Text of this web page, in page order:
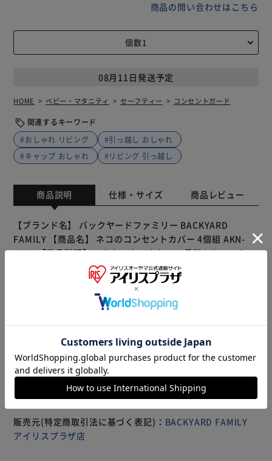
商品の問い合わせはこちら
08月11日発送予定
HOME ベビー・マタニティ セーフティー コンセントガード
関連するキーワード
#おしゃれ リビング
#引っ越し おしゃれ
#キャップ おしゃれ
#リビング 引っ越し
商品説明 仕様・サイズ 商品レビュー
【ブランド名】 バックヤードファミリー BACKYARD
FAMILY 【商品名】 ネコのコンセントカバー 4個組 AKN-
1804 【商品説明】 ・おしゃれでかわいい黒猫シルエットの
コンセントカバー♪上段用・下段用それぞれ2個ずつと、キ
ャップ4個組！ ・コンセントをほこりから守り、トラッキン
グ火災の防止に。キッチンやリビングにつけて、おうちを可
愛くデコレーション♪ ・本体はシリコーンゴム製（難燃電
気絶縁性）で、安心の日本製。キャップを付ければ、小さな
お子様やペットのいたずらによる感電防止にも。 ・猫のシ
ルエットがすべて違うデザインなので、どこに使うか組み合
わせも自由♪ 【素材】 [本体]シリコーンゴム（難燃電気絶
縁性） [コンセントキャップ]PP樹脂 【生産国】 日本 【サイ
ズ】 ・上用 [縦]約7cm [横]約4.5cm [厚み]0.5cm ・下用
[縦]約5.5cm [横]約6cm [厚み]約0.5cm ※サイズは当店平置
き実寸サイズです。実際の商品とは多少の誤差が生じる場合
がございます。あらかじめご了承ください。 【重量】 ・上
もっと見る
※製品は予告なく仕様を変更する場合がございます。あらか
じめご了承ください。
販売元(特定商取引法に基づく表記)： BACKYARD FAMILY
アイリスプラザ店